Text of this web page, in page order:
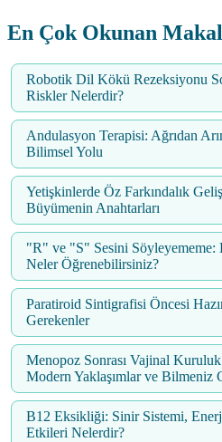
En Çok Okunan
Robotik Dil Kökü Rezeksiyonu
Riskler Nelerdir?
Andulasyon Terapisi: Ağrıdan
Bilimsel Yolu
Yetişkinlerde Öz Farkındalık
Büyümenin Anahtarları
"R" ve "S" Sesini Söyleyememe:
Neler Öğrenebilirsiniz?
Paratiroid Sintigrafisi Öncesi
Gerekenler
Menopoz Sonrası Vajinal
Modern Yaklaşımlar ve Bilmeniz
B12 Eksikliği: Sinir Sistemi,
Etkileri Nelerdir?